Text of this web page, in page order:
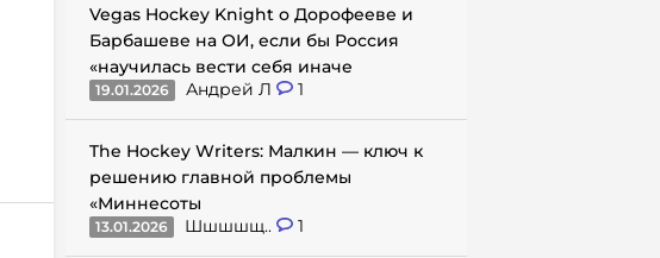
Vegas Hockey Knight о Дорофееве и
Барбашеве на ОИ, если бы Россия
«научилась вести себя иначе
19.01.2026 Андрей Л 1
The Hockey Writers: Малкин — ключ к
решению главной проблемы
«Миннесоты
13.01.2026 Шшшшщ.. 1